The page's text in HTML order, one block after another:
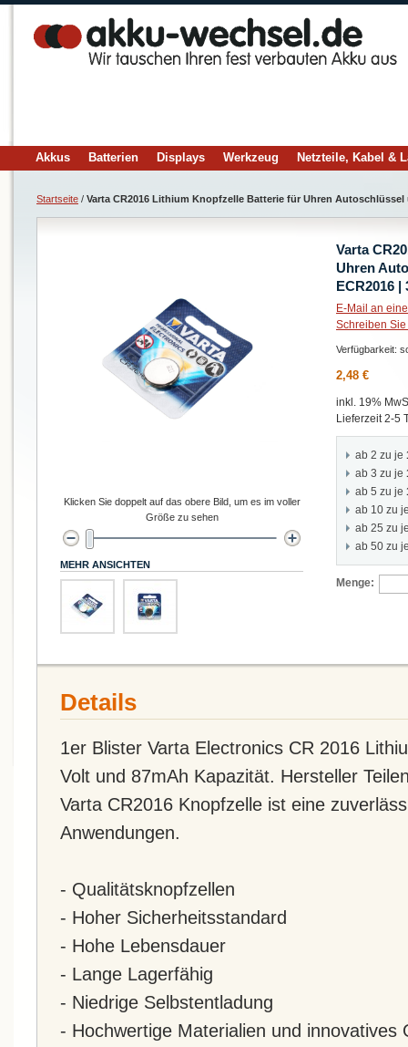
Akkus Batterien Displays Werkzeug Netzteile, Kabel &
Startseite / Varta CR2016 Lithium Knopfzelle Batterie für Uhren Autoschlüssel
Varta
Uhren
ECR2016 |
E-Mail an
Schreiben
Verfügbarkeit:
2,48 €
inkl. 19%
Lieferzeit 2-5
ab 2 zu je
ab 3 zu je
ab 5 zu je
ab 10 zu
ab 25 zu
ab 50 zu
Menge:
Klicken Sie doppelt auf das obere Bild, um es im voller
Größe zu sehen
MEHR ANSICHTEN
Details
1er Blister Varta Electronics CR 2016
Volt und 87mAh Kapazität. Hersteller
Varta CR2016 Knopfzelle ist eine
Anwendungen.
- Qualitätsknopfzellen
- Hoher Sicherheitsstandard
- Hohe Lebensdauer
- Lange Lagerfähig
- Niedrige Selbstentladung
- Hochwertige Materialien und innovatives